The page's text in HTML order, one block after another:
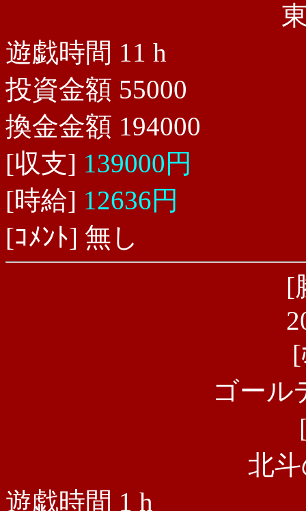
遊戯時間 11 h
投資金額 55000
換金金額 194000
[収支] 139000円
[時給] 12636円
[ｺﾒﾝﾄ] 無し
[
ゴール
北
遊戯時間 1 h